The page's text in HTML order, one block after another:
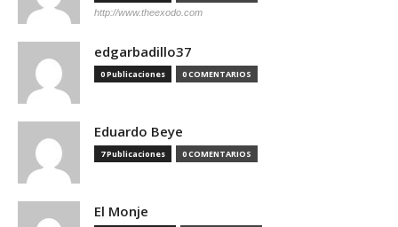
http://www.theexodo.com
edgarbadillo37
0 Publicaciones 0 COMENTARIOS
Eduardo Beye
7 Publicaciones 0 COMENTARIOS
El Monje